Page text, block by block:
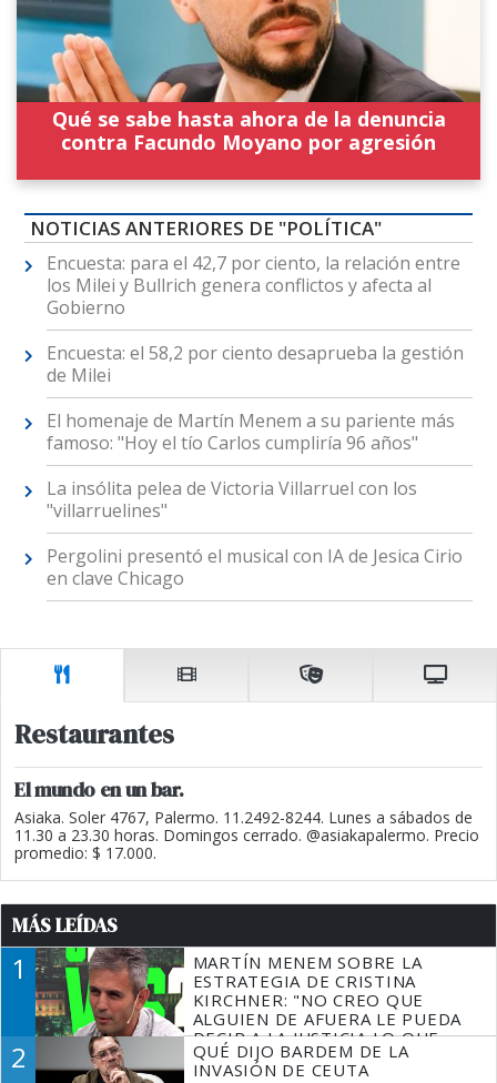
Qué se sabe hasta ahora de la denuncia
contra Facundo Moyano por agresión
NOTICIAS ANTERIORES DE "POLÍTICA"
Encuesta: para el 42,7 por ciento, la relación entre
los Milei y Bullrich genera conflictos y afecta al
Gobierno
Encuesta: el 58,2 por ciento desaprueba la gestión
de Milei
El homenaje de Martín Menem a su pariente más
famoso: "Hoy el tío Carlos cumpliría 96 años"
La insólita pelea de Victoria Villarruel con los
"villarruelines"
Pergolini presentó el musical con IA de Jesica Cirio
en clave Chicago
Restaurantes
El mundo en un bar.
Asiaka. Soler 4767, Palermo. 11.2492-8244. Lunes a sábados de
11.30 a 23.30 horas. Domingos cerrado. @asiakapalermo. Precio
promedio: $ 17.000.
MÁS LEÍDAS
1
MARTÍN MENEM SOBRE LA
ESTRATEGIA DE CRISTINA
KIRCHNER: "NO CREO QUE
ALGUIEN DE AFUERA LE PUEDA
DECIR A LA JUSTICIA LO QUE
TIENE QUE HACER"
2
QUÉ DIJO BARDEM DE LA
INVASIÓN DE CEUTA